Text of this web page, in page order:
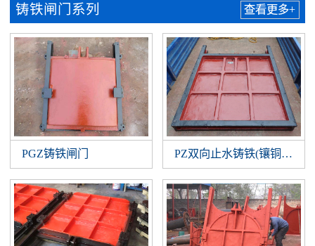
铸铁闸门系列 查看更多+
PGZ铸铁闸门 PZ双向止水铸铁(镶铜)闸门